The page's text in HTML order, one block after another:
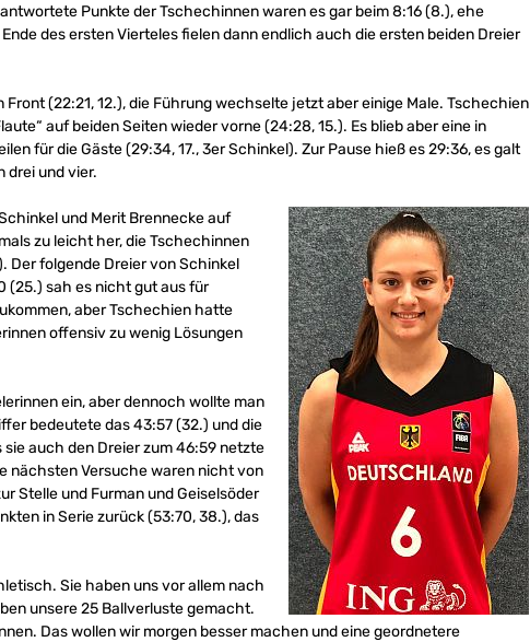
Punkte der Tschechinnen waren es gar beim 8:16 (8.), ehe
des ersten Vierteles fielen dann endlich auch die ersten beiden Dreier
(22:21, 12.), die Führung wechselte jetzt aber einige Male. Tschechien
auf beiden Seiten wieder vorne (24:28, 15.). Es blieb aber eine in
für die Gäste (29:34, 17., 3er Schinkel). Zur Pause hieß es 29:36, es galt
drei und vier.
und Merit Brennecke auf
zu leicht her, die Tschechinnen
Der folgende Dreier von Schinkel
(25.) sah es nicht gut aus für
aber Tschechien hatte
offensiv zu wenig Lösungen
ein, aber dennoch wollte man
bedeutete das 43:57 (32.) und die
auch den Dreier zum 46:59 netzte
nächsten Versuche waren nicht von
Stelle und Furman und Geiselsöder
in Serie zurück (53:70, 38.), das
Sie haben uns vor allem nach
unsere 25 Ballverluste gemacht.
Das wollen wir morgen besser machen und eine geordnetere